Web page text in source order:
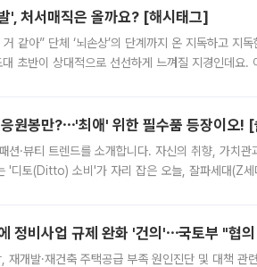
', 처서매직은 올까요? [해시태그]
같아” 단체 ‘뇌손상’의 단계까지 온 지독하고
초반이 상대적으로 선선하게 느껴질 지경인데요.
원봉만?⋯'최애' 위한 필수품 등장이오!
션·뷰티 트렌드를 소개합니다. 자신의 취향, 가치
'디토(Ditto) 소비'가 자리 잡은 오늘, 잘파세대(Z세
정비사업 규제 완화 '건의'⋯국토부 "협
재개발·재건축 주택공급 부족 원인진단 및 대책 관